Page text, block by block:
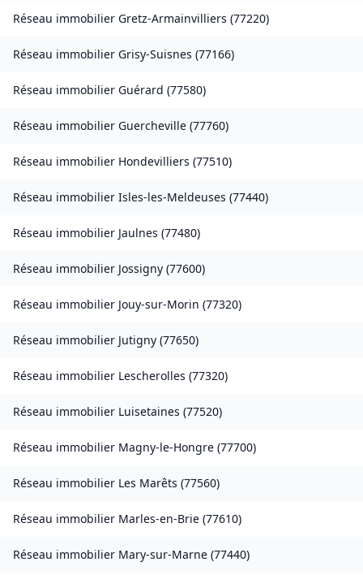
Réseau immobilier Gretz-Armainvilliers (77220)
Réseau immobilier Grisy-Suisnes (77166)
Réseau immobilier Guérard (77580)
Réseau immobilier Guercheville (77760)
Réseau immobilier Hondevilliers (77510)
Réseau immobilier Isles-les-Meldeuses (77440)
Réseau immobilier Jaulnes (77480)
Réseau immobilier Jossigny (77600)
Réseau immobilier Jouy-sur-Morin (77320)
Réseau immobilier Jutigny (77650)
Réseau immobilier Lescherolles (77320)
Réseau immobilier Luisetaines (77520)
Réseau immobilier Magny-le-Hongre (77700)
Réseau immobilier Les Marêts (77560)
Réseau immobilier Marles-en-Brie (77610)
Réseau immobilier Mary-sur-Marne (77440)